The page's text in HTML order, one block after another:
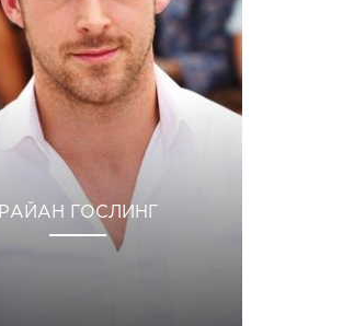
РАЙАН ГОСЛИНГ